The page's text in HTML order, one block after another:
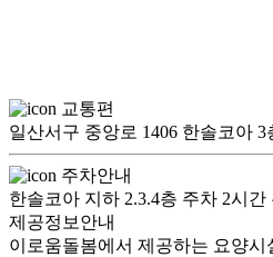
교통편
일산서구 중앙로 1406 한솔코아
주차안내
한솔코아 지하 2.3.4층 주차 2시간
제공정보안내
이로움돌봄에서 제공하는 요양